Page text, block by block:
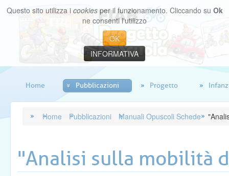
Questo sito utilizza i cookiesper il funzionamento. Cliccando su Ok
ne consenti l'utilizzo
OK
INFORMATIVA
Home Pubblicazioni Progetto
Home Pubblicazioni Manuali Opuscoli Schede
"Analisi sulla mobilità